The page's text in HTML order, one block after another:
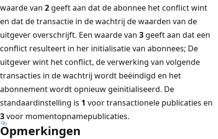
waarde van 2 geeft aan dat de abonnee het conflict wint
en dat de transactie in de wachtrij de waarden van de
uitgever overschrijft. Een waarde van 3 geeft aan dat een
conflict resulteert in her initialisatie van abonnees; De
uitgever wint het conflict, de verwerking van volgende
transacties in de wachtrij wordt beëindigd en het
abonnement wordt opnieuw geïnitialiseerd. De
standaardinstelling is 1 voor transactionele publicaties en
3voor momentopnamepublicaties.
Opmerkingen